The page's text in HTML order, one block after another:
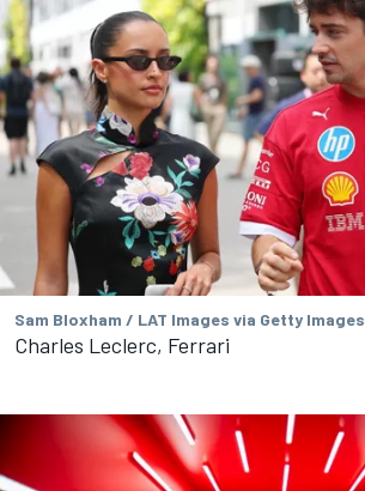
Sam Bloxham / LAT Images via Getty Images
Charles Leclerc, Ferrari